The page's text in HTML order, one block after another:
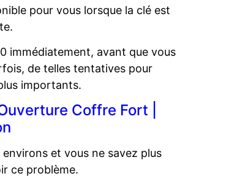
pour vous lorsque la clé est
immédiatement, avant que vous
de telles tentatives pour
importants.
Coffre Fort |
et vous ne savez plus
ce problème.